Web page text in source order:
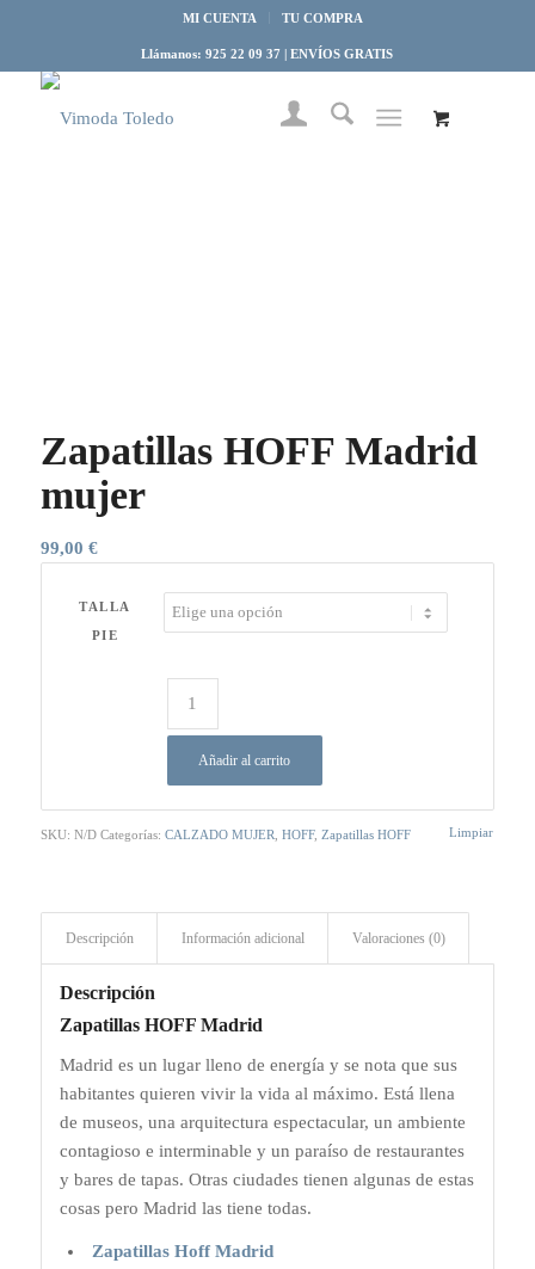
MI CUENTA TU COMPRA
Llámanos: 925 22 09 37 | ENVÍOS GRATIS
Zapatillas HOFF Madrid
mujer
99,00 €
TALLA
PIE
Limpiar
Añadir al carrito
SKU: N/D Categorías: CALZADO MUJER HOFF, Zapatillas HOFF
Descripción Información adicional Valoraciones (0)
Descripción
Zapatillas HOFF Madrid
Madrid es un lugar lleno de energía y se nota que sus
habitantes quieren vivir la vida al máximo. Está llena
de museos, una arquitectura espectacular, un ambiente
contagioso e interminable y un paraíso de restaurantes
y bares de tapas. Otras ciudades tienen algunas de estas
cosas pero Madrid las tiene todas.
Zapatillas Hoff Madrid